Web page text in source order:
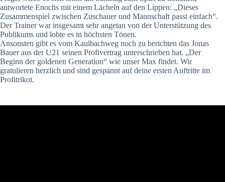
antwortete Enochs mit einem Lächeln auf den Lippen: „Dieses
Zusammenspiel zwischen Zuschauer und Mannschaft passt einfach“.
Der Trainer war insgesamt sehr angetan von der Unterstützung des
Publikums und lobte es in höchsten Tönen.
Ansonsten gibt es vom Kaulbachweg noch zu berichten das Jonas
Bauer aus der U21 seinen Profivertrag unterschrieben hat. „Der
Beginn der goldenen Generation“ wie unser Max findet. Wir
gratulieren herzlich und sind gespannt auf deine ersten Auftritte im
Profitrikot.